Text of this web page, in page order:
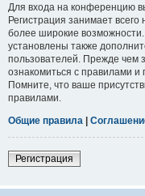
Для входа на конференцию
Регистрация занимает
более широкие
установлены также
пользователей. Прежде чем
ознакомиться с правилами
Помните, что ваше
правилами.
Общие правила |
Регистрация